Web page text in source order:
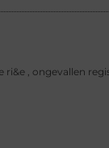
ri&e ongevallen